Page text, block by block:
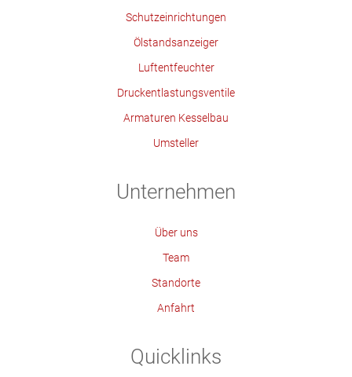
Schutzeinrichtungen
Ölstandsanzeiger
Luftentfeuchter
Druckentlastungsventile
Armaturen Kesselbau
Umsteller
Unternehmen
Über uns
Team
Standorte
Anfahrt
Quicklinks